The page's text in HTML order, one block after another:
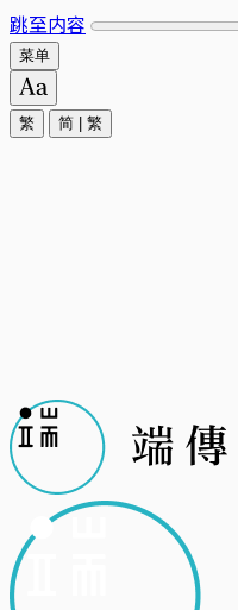
跳至内容
菜单
繁 简 繁